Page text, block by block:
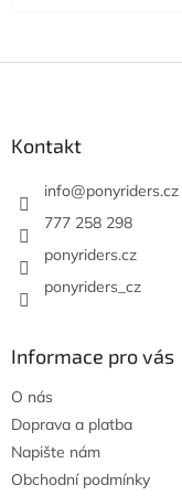
Kontakt
info@ponyriders.cz
777 258 298
ponyriders.cz
ponyriders_cz
Informace pro vás
O nás
Doprava a platba
Napište nám
Obchodní podmínky